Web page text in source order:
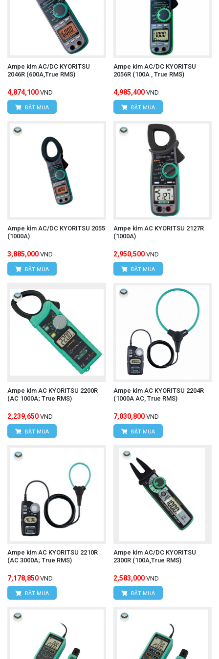
Ampe kìm AC/DC KYORITSU
2046R (600A,True RMS)
4,874,100 VND
ĐẶT MUA
Ampe kìm AC/DC KYORITSU
2056R (100A , True RMS)
4,985,400 VND
ĐẶT MUA
Ampe kìm AC/DC KYORITSU 2055
(1000A)
3,885,000 VND
ĐẶT MUA
Ampe kìm AC KYORITSU 2127R
(1000A)
2,950,500 VND
ĐẶT MUA
Ampe kìm AC KYORITSU 2200R
(AC 1000A; True RMS)
2,239,650 VND
ĐẶT MUA
Ampe kìm AC KYORITSU 2204R
(1000A AC, True RMS)
7,030,800 VND
ĐẶT MUA
Ampe kìm AC KYORITSU 2210R
(AC 3000A; True RMS)
7,178,850 VND
ĐẶT MUA
Ampe kìm AC/DC KYORITSU
2300R (100A,True RMS)
2,583,000 VND
ĐẶT MUA